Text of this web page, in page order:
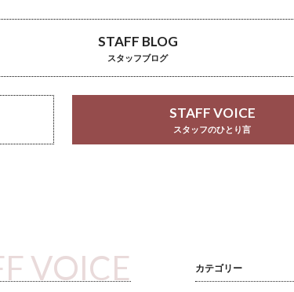
STAFF BLOG
スタッフブログ
STAFF VOICE
スタッフのひとり言
VOICE カテゴリー